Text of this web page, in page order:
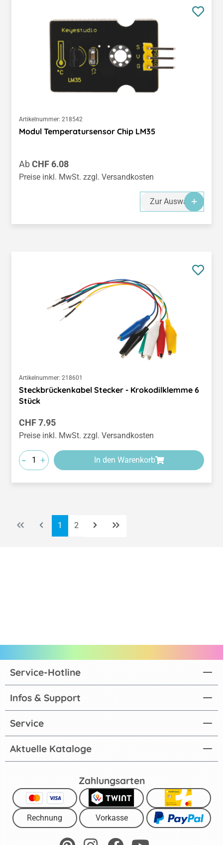
Artikelnummer: 218542
Modul Temperatursensor Chip LM35
Regulärer Preis:
AbCHF 6.08
Preise inkl. MwSt. zzgl. Versandkosten
Zur Auswahl
Artikelnummer: 218601
Steckbrückenkabel Stecker - Krokodilklemme 6
Stück
Regulärer Preis:
CHF 7.95
Preise inkl. MwSt. zzgl. Versandkosten
- + In den Warenkorb
Seite
1 Seite
2
Aktuelle Kataloge
Service-Hotline
Infos & Support
Service
Zahlungsarten
Rechnung Vorkasse